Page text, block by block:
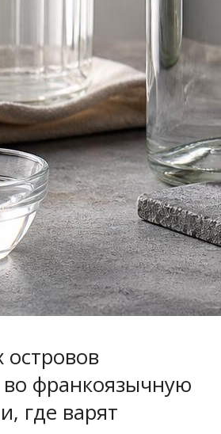
островов
во франкоязычную
где варят